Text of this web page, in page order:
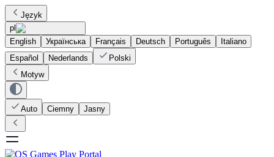
Język
pl
English
Українська Français Deutsch Português
Italiano
Español
Nederlands
Polski
Motyw
Auto Ciemny Jasny